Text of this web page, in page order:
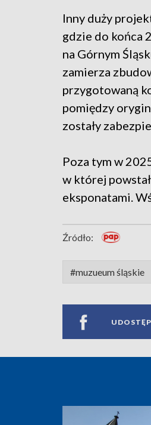
Inny duży
gdzie do końca
na Górnym
zamierza
przygotowaną
pomiędzy
zostały
Poza tym w
w której
eksponatami.
Źródło:
#muzueum śląskie